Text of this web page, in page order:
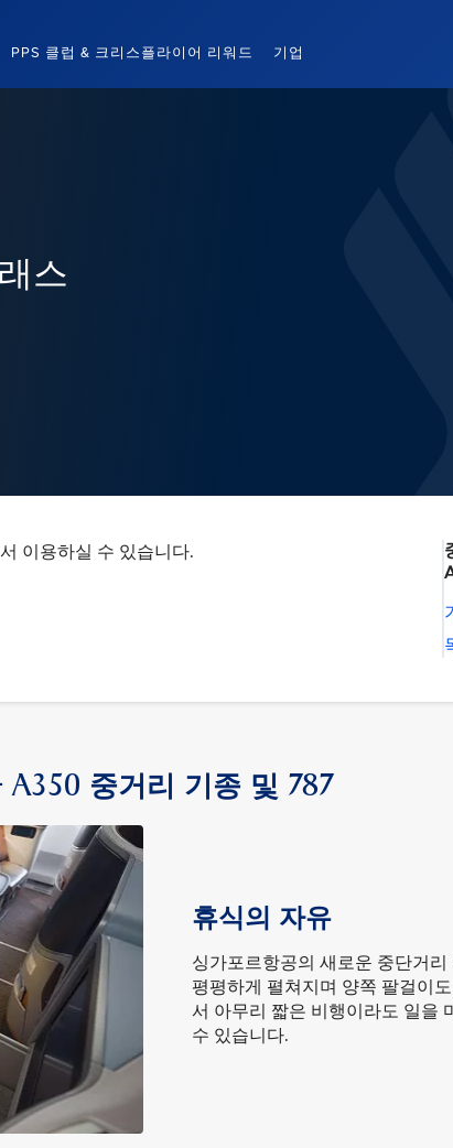
PPS 클럽 & 크리스플라이어 리워드 기업
스
이용하실 수 있습니다.
A350 중거리 기종 및 787
휴식의 자유
싱가포르항공의 새로운 중단거
평평하게 펼쳐지며 양쪽 팔걸이
서 아무리 짧은 비행이라도 일을
수 있습니다.